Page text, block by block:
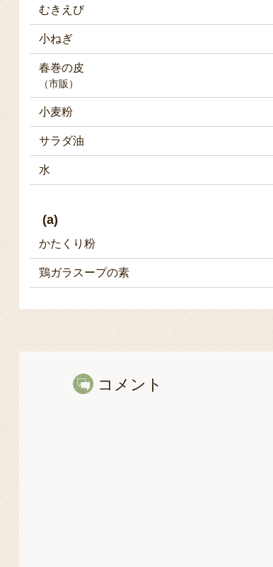
むきえび
小ねぎ
春巻の皮
（市販）
小麦粉
サラダ油
水
(a)
かたくり粉
鶏ガラスープの素
コメント